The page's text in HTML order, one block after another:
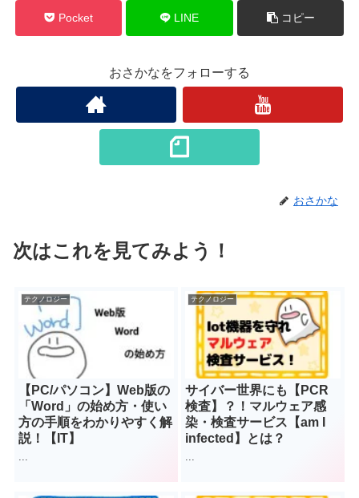
Pocket LINE コピー
おさかなをフォローする
おさかな
次はこれを見てみよう！
テクノロジー
【PC/パソコン】Web版の
「Word」の始め方・使い
方の手順をわかりやすく解
説！【IT】
...
テクノロジー
サイバー世界にも【PCR
検査】？！マルウェア感
染・検査サービス【am I
infected】とは？
...